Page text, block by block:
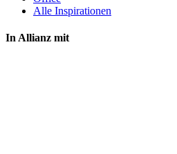
Alle Inspirationen
In Allianz mit